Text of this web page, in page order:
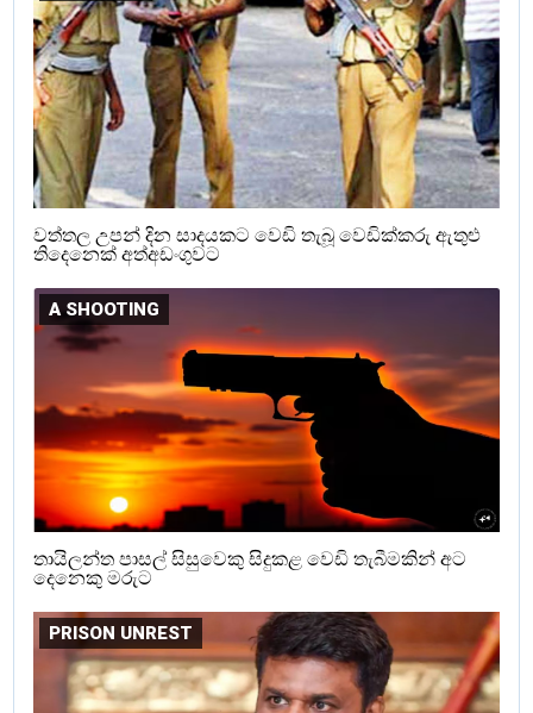
වත්තල උපන් දින සාදයකට වෙඩි තැබූ වෙඩික්කරු ඇතුළු
තිදෙනෙක් අත්අඩංගුවට
A SHOOTING
තායිලන්ත පාසල් සිසුවෙකු සිදුකළ වෙඩි තැබීමකින් අට
දෙනෙකු මරුට
PRISON UNREST